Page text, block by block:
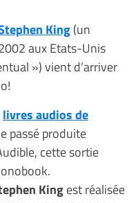
King(un
aux Etats-Unis
») vient d’arriver
livres audios de
passé produite
cette sortie
Kingest réalisée